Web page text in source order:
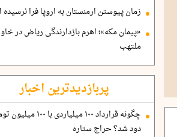
زمان پیوستن ارمنستان به اروپا فرا
«پیمان مکه»؛ اهرم بازدارندگی ریاض در
ملتهب
پربازدیدترین اخبار
چگونه قرارداد ۱۰۰ میلیاردی با ۱۰۰
دود شد؟ حراج ستاره